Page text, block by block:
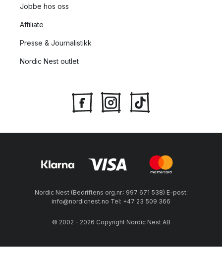
Jobbe hos oss
Affiliate
Presse & Journalistikk
Nordic Nest outlet
Nordic Nest (Bedriftens org.nr.: 997 671 538) E-post:
info@nordicnest.no Tel: +47 23 509 366
© 2002 - 2026 Copyright Nordic Nest AB